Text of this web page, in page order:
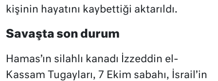
kişinin hayatını kaybettiği aktarıldı.
Savaşta son durum
Hamas’ın silahlı kanadı İzzeddin el-
Kassam Tugayları, 7 Ekim sabahı, İsrail’in